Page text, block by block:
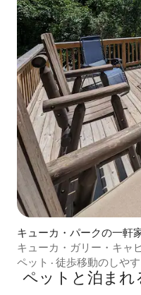
キューカ・パークの一軒
キューカ・ガリー・キャ
ペット · 徒歩移動のしやす
ペットと泊まれ